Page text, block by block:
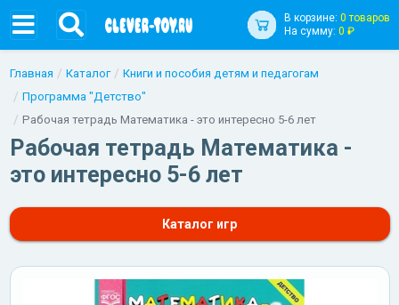
В корзине: 0 товаров
На сумму: 0 ₽
Главная Каталог
Книги и пособия детям и педагогам
Программа "Детство"
Рабочая тетрадь Математика - это интересно 5-6 лет
Рабочая тетрадь Математика -
это интересно 5-6 лет
Каталог игр